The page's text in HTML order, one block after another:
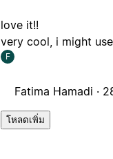
love it!!
very cool, i might
F
Fatima Hamadi ·
โหลดเพิ่ม